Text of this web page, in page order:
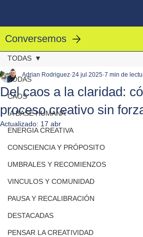
Conversemos
TODAS
CAOS
IA BASE HUMANA
ENERGIA CREATIVA
CONSCIENCIA Y PRÓPOSITO
UMBRALES Y RECOMIENZOS
VINCULOS Y COMUNIDAD
PAUSA Y RECALIBRACIÓN
DESTACADAS
PENSAR LA CREATIVIDAD
TODAS
Del caos a la claridad:
proceso creativo sin
Adrian Rodriguez 24 jul 2025 7 min de
Actualizado: 17 abr